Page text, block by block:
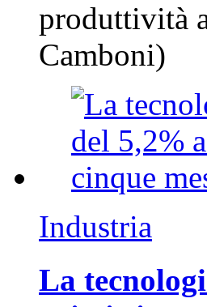
produttività
Camboni)
Industria
La